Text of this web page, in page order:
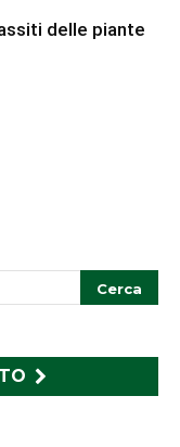
delle piante